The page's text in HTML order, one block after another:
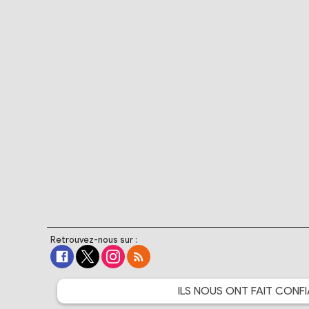
Retrouvez-nous sur :
ILS NOUS ONT FAIT